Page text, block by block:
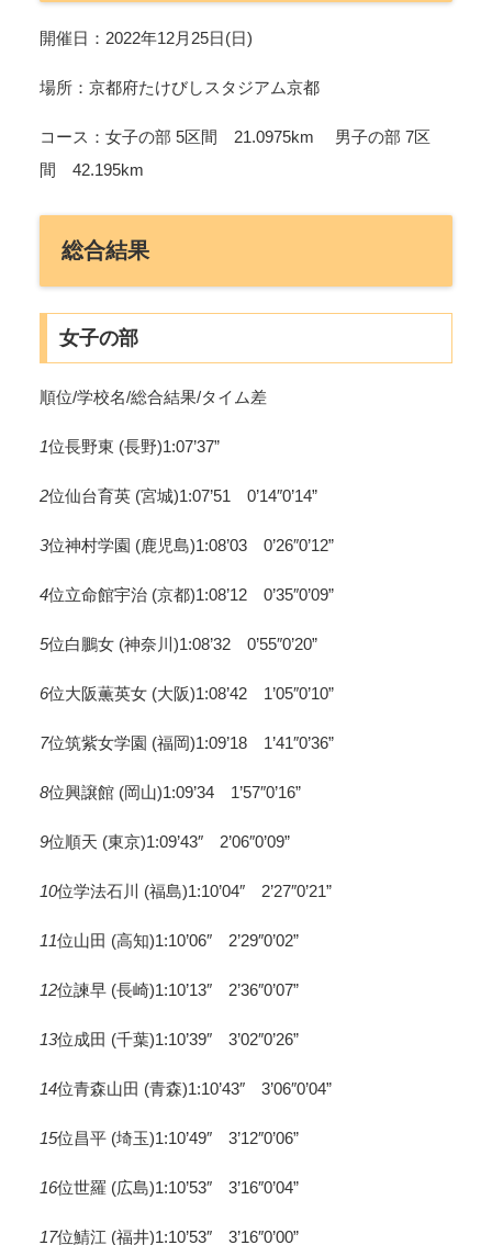
開催日：2022年12月25日(日)
場所：京都府たけびしスタジアム京都
コース：女子の部 5区間 21.0975km 男子の部 7区
間 42.195km
総合結果
女子の部
順位/学校名/総合結果/タイム差
1位長野東 (長野)1:07’37”
2位仙台育英 (宮城)1:07’51 0’14″0’14”
3位神村学園 (鹿児島)1:08’03 0’26″0’12”
4位立命館宇治 (京都)1:08’12 0’35″0’09”
5位白鵬女 (神奈川)1:08’32 0’55″0’20”
6位大阪薫英女 (大阪)1:08’42 1’05″0’10”
7位筑紫女学園 (福岡)1:09’18 1’41″0’36”
8位興譲館 (岡山)1:09’34 1’57″0’16”
9位順天 (東京)1:09’43″ 2’06″0’09”
10位学法石川 (福島)1:10’04″ 2’27″0’21”
11位山田 (高知)1:10’06″ 2’29″0’02”
12位諫早 (長崎)1:10’13″ 2’36″0’07”
13位成田 (千葉)1:10’39″ 3’02″0’26”
14位青森山田 (青森)1:10’43″ 3’06″0’04”
15位昌平 (埼玉)1:10’49″ 3’12″0’06”
16位世羅 (広島)1:10’53″ 3’16″0’04”
17位鯖江 (福井)1:10’53″ 3’16″0’00”